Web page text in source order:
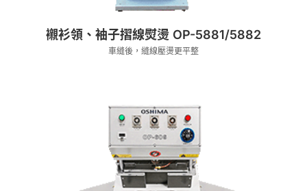
襯衫領、袖子摺線熨燙 OP-5881/5882
車縫後，縫線壓燙更平整